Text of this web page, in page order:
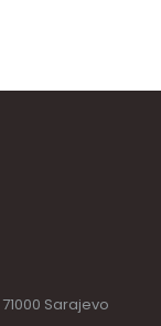
Sarajevo